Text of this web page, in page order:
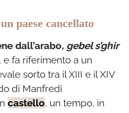
paese cancellato
dall’arabo, gebel s’ghir
, e fa riferimento a un
sorto tra il XIII e il XIV
di Manfredi
castello, un tempo, in